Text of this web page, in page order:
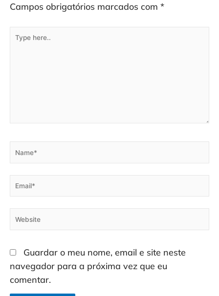
Campos obrigatórios marcados com *
Type
Name*
Email*
Website
Guardar o meu nome, email e site neste
navegador para a próxima vez que eu
comentar.